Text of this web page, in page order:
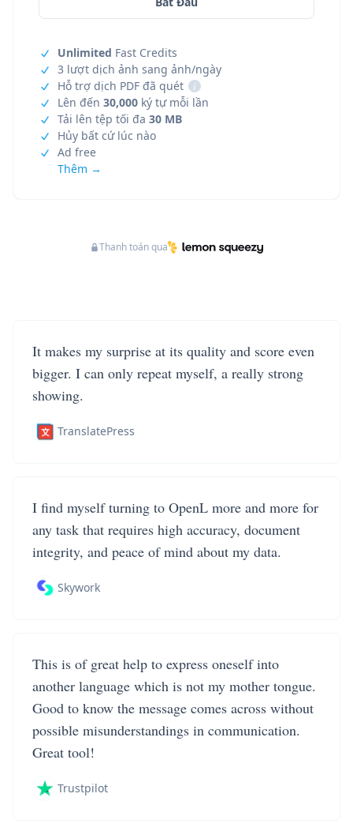
Unlimited Fast Credits
3 lượt dịch ảnh sang ảnh/ngày
Hỗ trợ dịch PDF đã quét
i
Lên đến 30,000 ký tự mỗi lần
Tải lên tệp tối đa 30 MB
Hủy bất cứ lúc nào
Ad free
Thêm →
Thanh toán qua
It makes my surprise at its quality and score even
bigger. I can only repeat myself, a really strong
showing.
TranslatePress
I find myself turning to OpenL more and more for
any task that requires high accuracy, document
integrity, and peace of mind about my data.
Skywork
This is of great help to express oneself into
another language which is not my mother tongue.
Good to know the message comes across without
possible misunderstandings in communication.
Great tool!
Trustpilot